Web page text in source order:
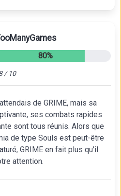
80%
/ 10
de GRIME, mais sa
ses combats rapides
sont tous réunis. Alors que
de type Souls est peut-être
GRIME en fait plus qu'il
attention.